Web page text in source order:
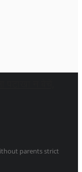
parents strict